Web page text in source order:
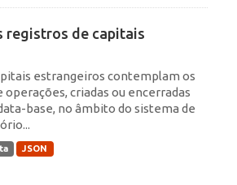
registros de capitais
estrangeiros contemplam os
criadas ou encerradas
base, no âmbito do sistema de
JSON